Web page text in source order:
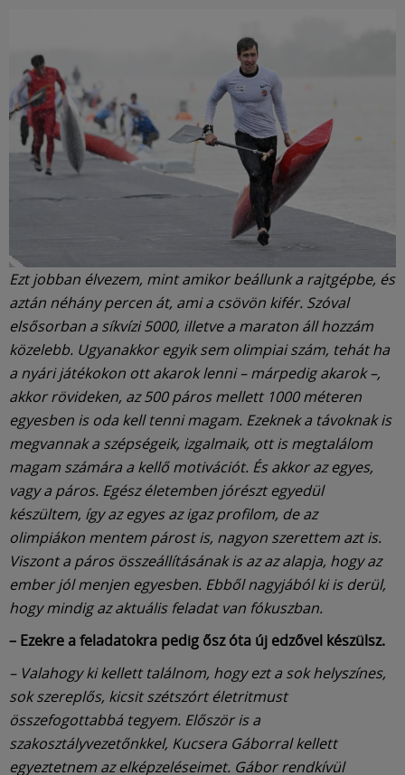
Ezt jobban élvezem, mint amikor beállunk a rajtgépbe, és
aztán néhány percen át, ami a csövön kifér. Szóval
elsősorban a síkvízi 5000, illetve a maraton áll hozzám
közelebb. Ugyanakkor egyik sem olimpiai szám, tehát ha
a nyári játékokon ott akarok lenni – márpedig akarok –,
akkor rövideken, az 500 páros mellett 1000 méteren
egyesben is oda kell tenni magam. Ezeknek a távoknak is
megvannak a szépségeik, izgalmaik, ott is megtalálom
magam számára a kellő motivációt. És akkor az egyes,
vagy a páros. Egész életemben jórészt egyedül
készültem, így az egyes az igaz profilom, de az
olimpiákon mentem párost is, nagyon szerettem azt is.
Viszont a páros összeállításának is az az alapja, hogy az
ember jól menjen egyesben. Ebből nagyjából ki is derül,
hogy mindig az aktuális feladat van fókuszban.
– Ezekre a feladatokra pedig ősz óta új edzővel készülsz.
– Valahogy ki kellett találnom, hogy ezt a sok helyszínes,
sok szereplős, kicsit szétszórt életritmust
összefogottabbá tegyem. Először is a
szakosztályvezetőnkkel, Kucsera Gáborral kellett
egyeztetnem az elképzeléseimet. Gábor rendkívül